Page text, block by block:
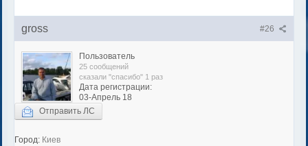
#26
gross
Пользователь
25 сообщений
сказали "спасибо" 1 раз
Дата регистрации:
03-Апрель 18
Отправить ЛС
Город: Киев